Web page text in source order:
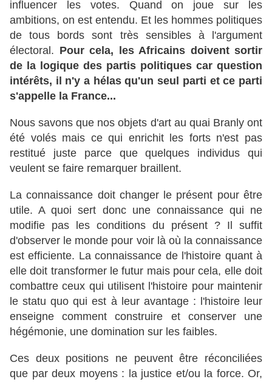
influencer les votes. Quand on joue sur les
ambitions, on est entendu. Et les hommes politiques
de tous bords sont très sensibles à l'argument
électoral. Pour cela, les Africains doivent sortir
de la logique des partis politiques car question
intérêts, il n'y a hélas qu'un seul parti et ce parti
s'appelle la France...
Nous savons que nos objets d'art au quai Branly ont
été volés mais ce qui enrichit les forts n'est pas
restitué juste parce que quelques individus qui
veulent se faire remarquer braillent.
La connaissance doit changer le présent pour être
utile. A quoi sert donc une connaissance qui ne
modifie pas les conditions du présent ? Il suffit
d'observer le monde pour voir là où la connaissance
est efficiente. La connaissance de l'histoire quant à
elle doit transformer le futur mais pour cela, elle doit
combattre ceux qui utilisent l'histoire pour maintenir
le statu quo qui est à leur avantage : l'histoire leur
enseigne comment construire et conserver une
hégémonie, une domination sur les faibles.
Ces deux positions ne peuvent être réconciliées
que par deux moyens : la justice et/ou la force. Or,